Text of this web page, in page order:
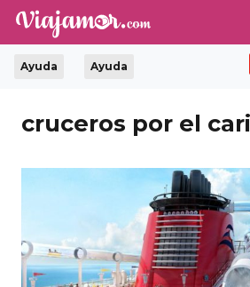
Ayuda Ayuda
cruceros por el